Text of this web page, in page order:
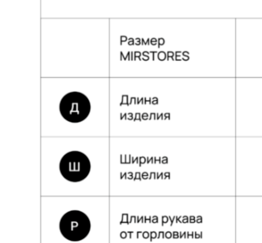
Собственное производство
создания и упаковки наших товаров.
Индивидуальное изготовление
Можем изготовить любое изделие из нашего
Подробнее
Предложим доставить заказ удобным для вас
способом — курьером в день заказа по Москве
или в ближайший к вам пункт выдачи заказов.